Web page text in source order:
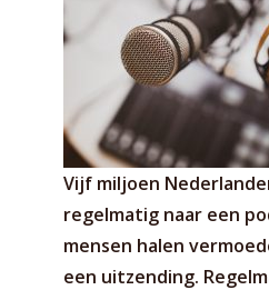
Vijf miljoen
regelmatig naar een
mensen halen
een uitzending.